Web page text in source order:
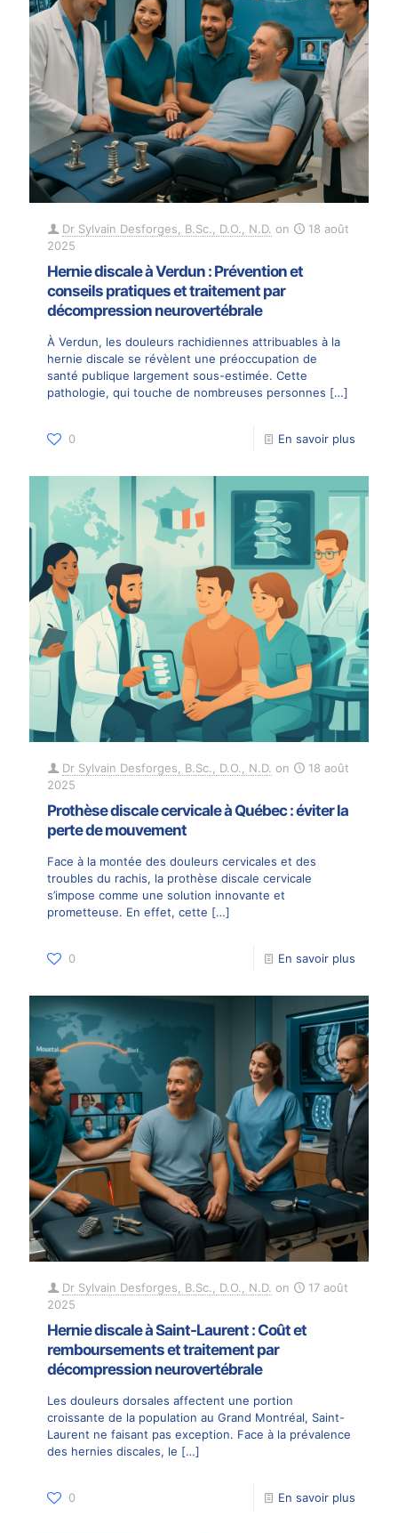
Dr Sylvain Desforges, B.Sc., D.O., N.D. on
18 août
2025
Hernie discale à Verdun : Prévention et
conseils pratiques et traitement par
décompression neurovertébrale
À Verdun, les douleurs rachidiennes attribuables à la
hernie discale se révèlent une préoccupation de
santé publique largement sous-estimée. Cette
pathologie, qui touche de nombreuses personnes […]
0 En savoir plus
Dr Sylvain Desforges, B.Sc., D.O., N.D. on
18 août
2025
Prothèse discale cervicale à Québec : éviter la
perte de mouvement
Face à la montée des douleurs cervicales et des
troubles du rachis, la prothèse discale cervicale
s’impose comme une solution innovante et
prometteuse. En effet, cette […]
0 En savoir plus
Dr Sylvain Desforges, B.Sc., D.O., N.D. on
17 août
2025
Hernie discale à Saint-Laurent : Coût et
remboursements et traitement par
décompression neurovertébrale
Les douleurs dorsales affectent une portion
croissante de la population au Grand Montréal, Saint-
Laurent ne faisant pas exception. Face à la prévalence
des hernies discales, le […]
0 En savoir plus